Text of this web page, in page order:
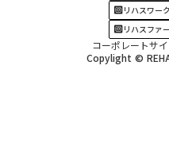
リハスワー
リハスファ
コーポレートサ
Copylight ©